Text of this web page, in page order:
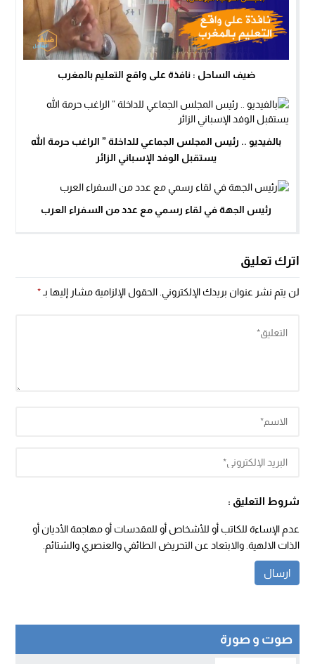
ضيف الساحل : نافذة على واقع التعليم بالمغرب
بالفيديو .. رئيس المجلس الجماعي للداخلة ” الراغب حرمة الله
يستقبل الوفد الإسباني الزائر
رئيس الجهة في لقاء رسمي مع عدد من السفراء العرب
اترك تعليق
لن يتم نشر عنوان بريدك الإلكتروني. الحقول الإلزامية مشار إليها بـ*
شروط التعليق :
عدم الإساءة للكاتب أو للأشخاص أو للمقدسات أو مهاجمة الأديان أو
الذات الالهية. والابتعاد عن التحريض الطائفي والعنصري والشتائم.
صوت و صورة